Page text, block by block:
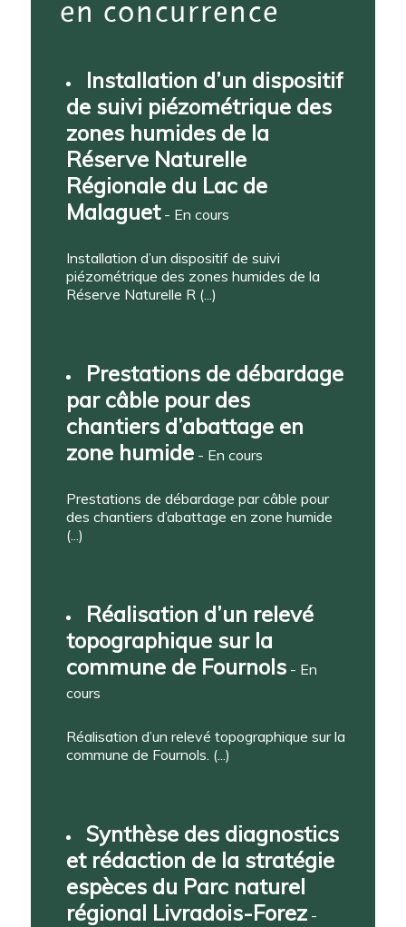
en concurrence
Installation d’un dispositif
de suivi piézométrique des
zones humides de la
Réserve Naturelle
Régionale du Lac de
Malaguet- En cours
Installation d’un dispositif de suivi
piézométrique des zones humides de la
Réserve Naturelle R (...)
Prestations de débardage
par câble pour des
chantiers d’abattage en
zone humide- En cours
Prestations de débardage par câble pour
des chantiers d’abattage en zone humide
(...)
Réalisation d’un relevé
topographique sur la
commune de Fournols- En
cours
Réalisation d’un relevé topographique sur la
commune de Fournols. (...)
Synthèse des diagnostics
et rédaction de la stratégie
espèces du Parc naturel
régional Livradois-Forez-